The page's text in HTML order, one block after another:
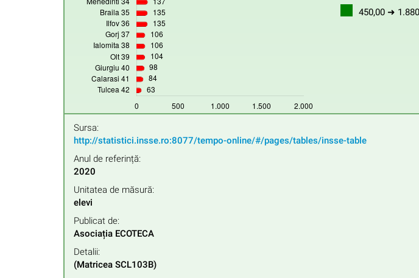
450,00 ➜
Sursa:
http://statistici.insse.ro:8077/tempo-online/#/pages/tables/insse-table
Anul de referință:
2020
Unitatea de măsură:
elevi
Publicat de:
Asociația ECOTECA
Detalii:
(Matricea SCL103B)